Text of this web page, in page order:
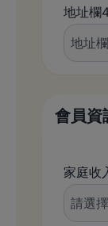
地址欄4
會員資
家庭收